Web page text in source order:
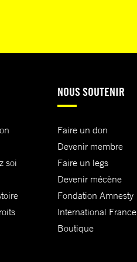
soi
NOUS SOUTENIR
Faire un don
Devenir membre
Faire un legs
Devenir mécène
Fondation Amnesty
International France
Boutique